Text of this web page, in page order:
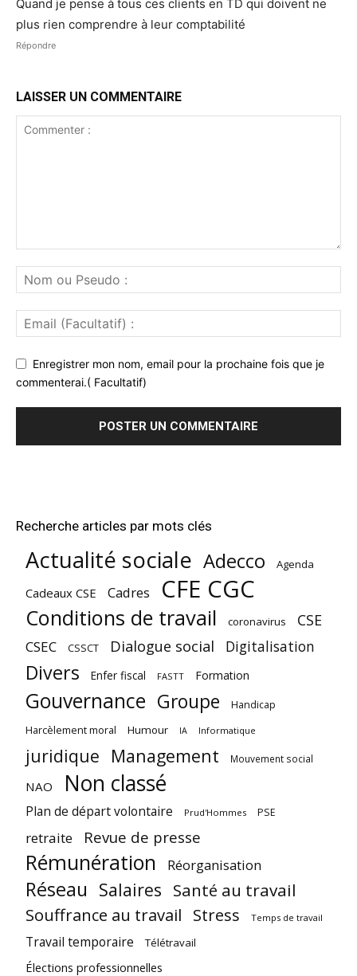
Quand je pense à tous ces clients en TD qui doivent ne
plus rien comprendre à leur comptabilité
Répondre
LAISSER UN COMMENTAIRE
Enregistrer mon nom, email pour la prochaine fois que je
commenterai.( Facultatif)
Recherche articles par mots clés
Actualité sociale Adecco Agenda
Cadeaux CSE Cadres CFE CGC
Conditions de travail coronavirus CSE
CSEC CSSCT Dialogue social Digitalisation
Divers Enfer fiscal FASTT Formation
Gouvernance Groupe Handicap
Harcèlement moral Humour IA Informatique
juridique Management Mouvement social
NAO Non classé
Plan de départ volontaire Prud'Hommes PSE
retraite Revue de presse
Rémunération Réorganisation
Réseau Salaires Santé au travail
Souffrance au travail Stress Temps de travail
Travail temporaire Télétravail
Élections professionnelles